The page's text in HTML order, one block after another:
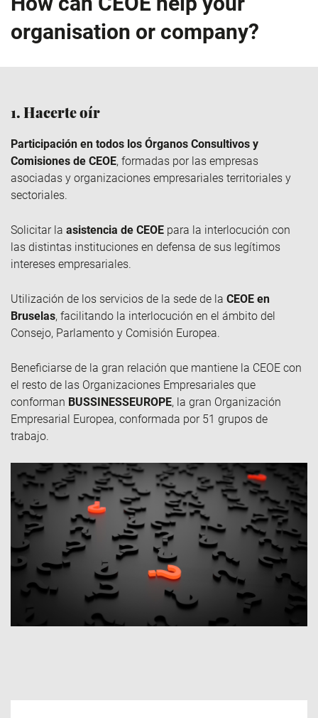
organisation or company?
1. Hacerte oír
Participación en todos los Órganos Consultivos y
Comisiones de CEOE, formadas por las empresas
asociadas y organizaciones empresariales territoriales y
sectoriales.
Solicitar la asistencia de CEOE para la interlocución con
las distintas instituciones en defensa de sus legítimos
intereses empresariales.
Utilización de los servicios de la sede de la CEOE en
Bruselas, facilitando la interlocución en el ámbito del
Consejo, Parlamento y Comisión Europea.
Beneficiarse de la gran relación que mantiene la CEOE con
el resto de las Organizaciones Empresariales que
conforman BUSSINESSEUROPE, la gran Organización
Empresarial Europea, conformada por 51 grupos de
trabajo.